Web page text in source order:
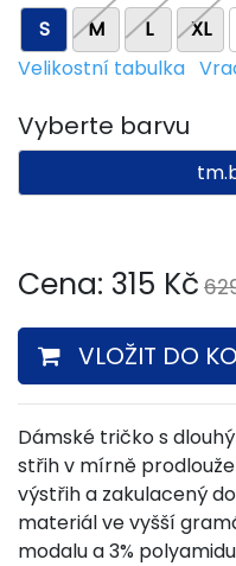
S M L XL
Velikostní tabulka
Vyberte barvu
Cena: 315 Kč
VLOŽIT DO
Dámské tričko s
střih v mírně
výstřih a zakulacený
materiál ve vyšší
modalu a 3%